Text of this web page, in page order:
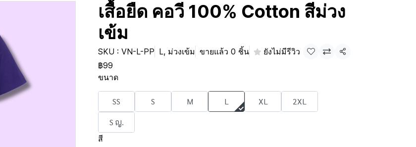
เสื้อยืด คอวี 100% Cotton สีม่วง
เข้ม
SKU : VN-L-PP L, ม่วงเข้ม ขายแล้ว 0 ชิ้น ยังไม่มีรีวิว แชร์
฿99
ขนาด
SS S M L XL
2XL
S ญ.
สี